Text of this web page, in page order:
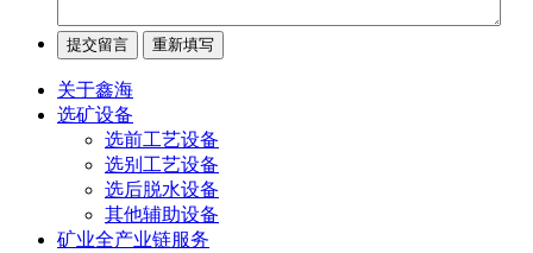
关于鑫海
选矿设备
选前工艺设备
选别工艺设备
选后脱水设备
其他辅助设备
矿业全产业链服务